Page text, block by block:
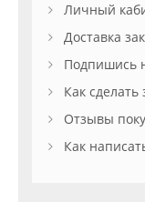
Личный
Доставка
Подпишись
Как сделать
Отзывы
Как